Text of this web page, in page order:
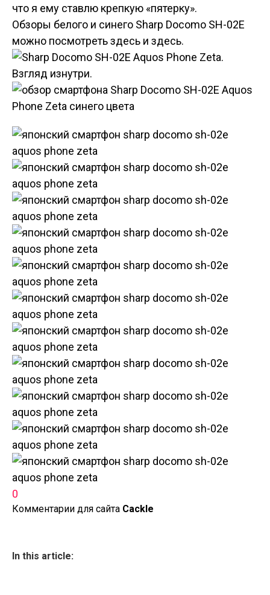
что я ему ставлю крепкую «пятерку».
Обзоры белого и синего Sharp Docomo SH-02E
можно посмотреть здесь и здесь.
0
Комментарии для сайта Cackle
In this article: